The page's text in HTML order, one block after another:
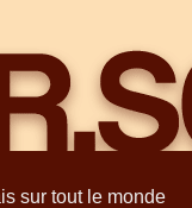
sur tout le monde